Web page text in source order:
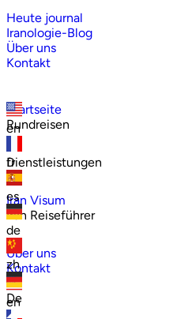
Heute journal
Iranologie-Blog
Über uns
Kontakt
Startseite
Rundreisen
Dienstleistungen
Iran Visum
Iran Reiseführer
Über uns
Kontakt
en
en
fr
es
de
zh
De